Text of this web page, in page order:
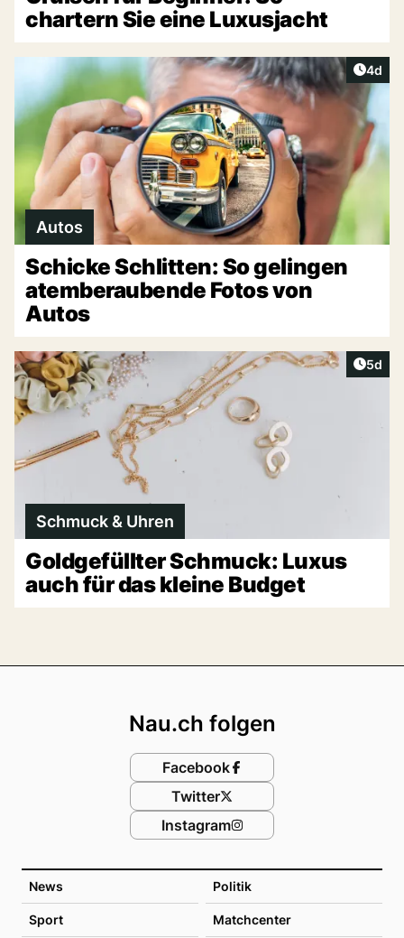
chartern Sie eine Luxusjacht
4d
Autos
Schicke Schlitten: So gelingen
atemberaubende Fotos von
Autos
5d
Schmuck & Uhren
Goldgefüllter Schmuck: Luxus
auch für das kleine Budget
News Politik
Sport Matchcenter
Nau.ch folgen
Facebook
Twitter
Instagram